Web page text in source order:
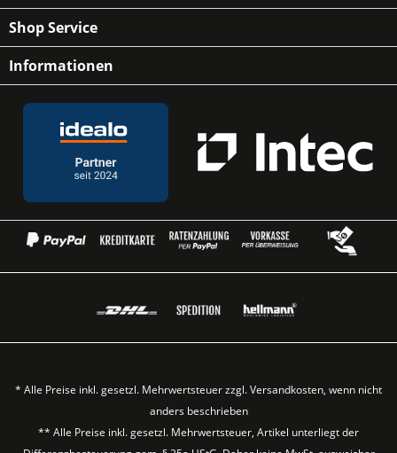
Shop Service
Informationen
* Alle Preise inkl. gesetzl. Mehrwertsteuer zzgl.Versandkosten, wenn nicht
anders beschrieben
** Alle Preise inkl. gesetzl. Mehrwertsteuer, Artikel unterliegt der